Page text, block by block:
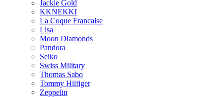
Jackie Gold
KKNEKKI
La Coque Francaise
Lisa
Moon Diamonds
Pandora
Seiko
Swiss Military
Thomas Sabo
Tommy Hilfiger
Zeppelin